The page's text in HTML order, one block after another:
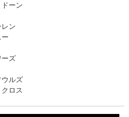
ーン
ン
ズ
ルズ
ロス